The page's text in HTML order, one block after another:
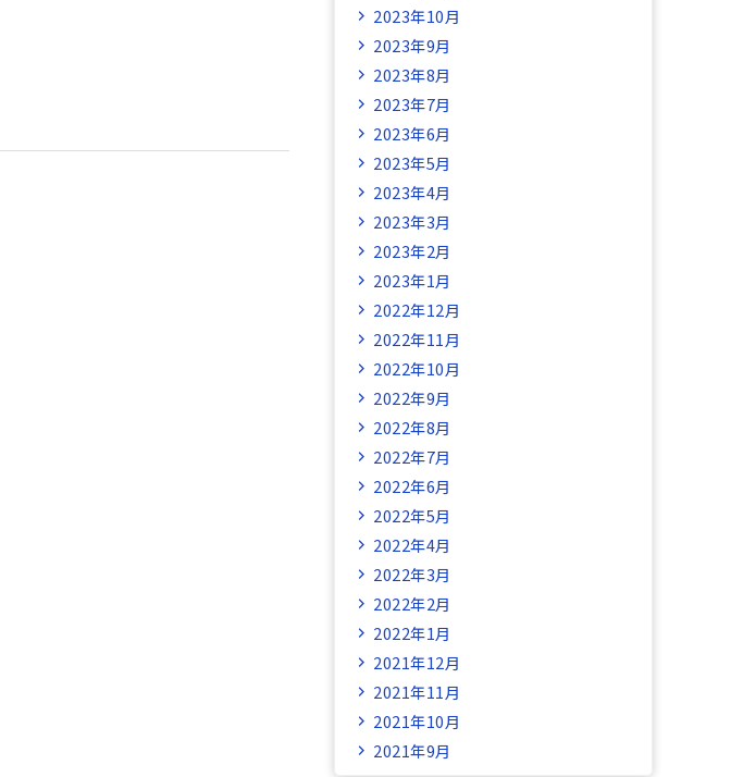
2023年10月
2023年9月
2023年8月
2023年7月
2023年6月
2023年5月
2023年4月
2023年3月
2023年2月
2023年1月
2022年12月
2022年11月
2022年10月
2022年9月
2022年8月
2022年7月
2022年6月
2022年5月
2022年4月
2022年3月
2022年2月
2022年1月
2021年12月
2021年11月
2021年10月
2021年9月